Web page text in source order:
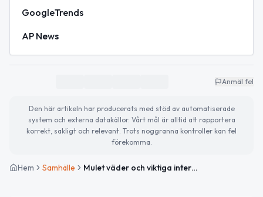
GoogleTrends
AP News
Anmäl fel
Den här artikeln har producerats med stöd av automatiserade
system och externa datakällor. Vårt mål är alltid att rapportera
korrekt, sakligt och relevant. Trots noggranna kontroller kan fel
förekomma.
Hem Samhälle Mulet väder och viktiga internationella säkerhetsdiskussioner i fokus